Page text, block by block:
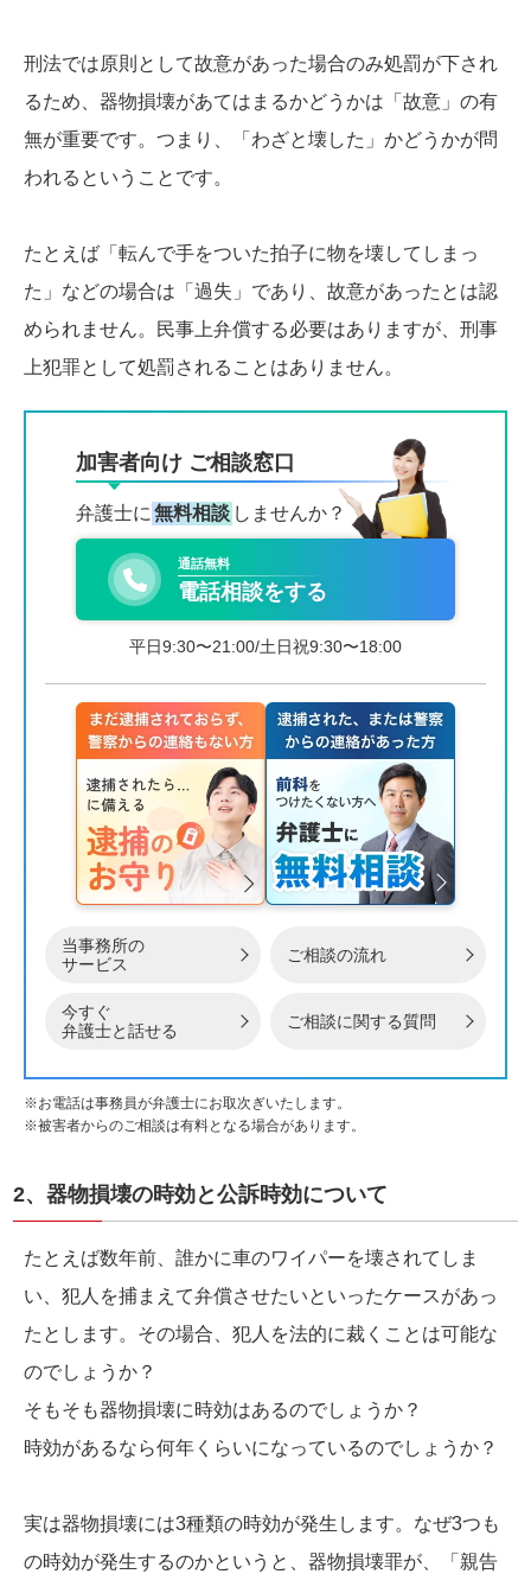
刑法では原則として故意があった場合のみ処罰が下され
るため、器物損壊があてはまるかどうかは「故意」の有
無が重要です。つまり、「わざと壊した」かどうかが問
われるということです。
たとえば「転んで手をついた拍子に物を壊してしまっ
た」などの場合は「過失」であり、故意があったとは認
められません。民事上弁償する必要はありますが、刑事
上犯罪として処罰されることはありません。
加害者向け ご相談窓口
弁護士に 無料相談 しませんか？
通話無料
電話相談をする
平日9:30〜21:00/土日祝9:30〜18:00
当事務所の
サービス
ご相談の流れ
今すぐ
弁護士と話せる
ご相談に関する質問
※お電話は事務員が弁護士にお取次ぎいたします。
※被害者からのご相談は有料となる場合があります。
2、器物損壊の時効と公訴時効について
たとえば数年前、誰かに車のワイパーを壊されてしま
い、犯人を捕まえて弁償させたいといったケースがあっ
たとします。その場合、犯人を法的に裁くことは可能な
のでしょうか？
そもそも器物損壊に時効はあるのでしょうか？
時効があるなら何年くらいになっているのでしょうか？
実は器物損壊には3種類の時効が発生します。なぜ3つも
の時効が発生するのかというと、器物損壊罪が、「親告